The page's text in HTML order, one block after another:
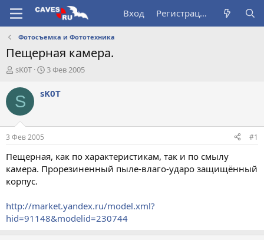
Вход Регистрация
Фотосъемка и Фототехника
Пещерная камера.
А
т
о
т
е
м
ы
sK0T
Д
т
а
л
а
3 Фев 2005
S sK0T
3 Фев 2005 #1
Пещерная, как по характеристикам, так и по смылу
камера. Прорезиненный пыле-влаго-ударо защищённый
корпус.
http://market.yandex.ru/model.xml?
hid=91148&modelid=230744